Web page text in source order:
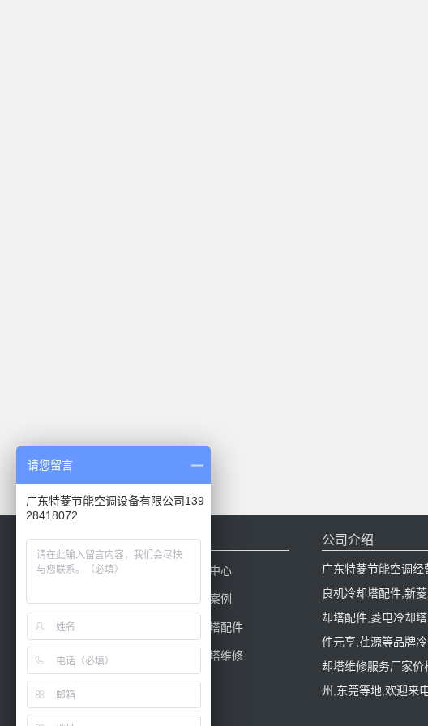
网站导航
网站首页 新闻中心
工程案例
冷却塔配件
冷却塔填料 冷却塔维修
公司介绍
广东特菱节能空调经
良机冷却塔配件,新
却塔配件,菱电冷却
件元亨,荏源等品牌
却塔维修服务厂家
州,东莞等地,欢迎来
请您留言
广东特菱节能空调设备有限公司139
28418072